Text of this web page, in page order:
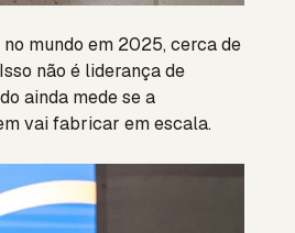
mundo em 2025, cerca de
não é liderança de
ainda mede se a
vai fabricar em escala.